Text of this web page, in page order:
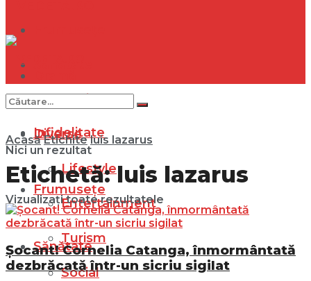
Internațional
Diverse
Lifestyle
Entertainment
Turism
Social
Infidelitate
Frumusețe
Sănătate
Nici un rezultat
Vizualizați toate rezultatele
Acasă Etichite luis lazarus
Etichetă:luis lazarus
Șocant! Cornelia Catanga, înmormântată
dezbrăcată într-un sicriu sigilat